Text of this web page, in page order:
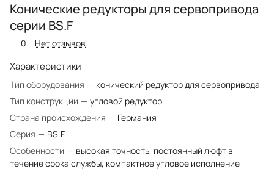
Конические редукторы для сервопривода
серии BS.F
0 Нет отзывов
Характеристики
Тип оборудования — конический редуктор для сервопривода
Тип конструкции — угловой редуктор
Страна происхождения — Германия
Серия — BS.F
Особенности — высокая точность, постоянный люфт в
течение срока службы, компактное угловое исполнение